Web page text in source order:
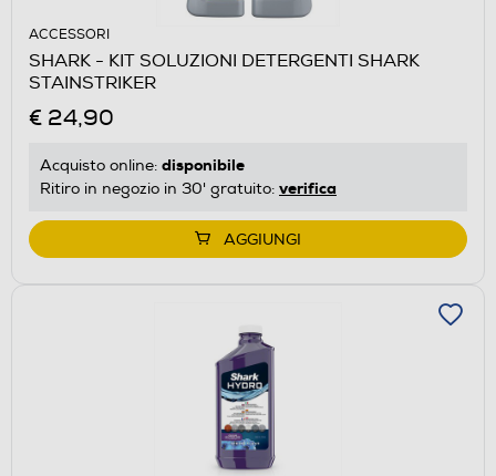
ACCESSORI
SHARK - KIT SOLUZIONI DETERGENTI SHARK
STAINSTRIKER
€ 24,90
Acquisto online: disponibile
Ritiro in negozio in 30' gratuito: verifica
AGGIUNGI